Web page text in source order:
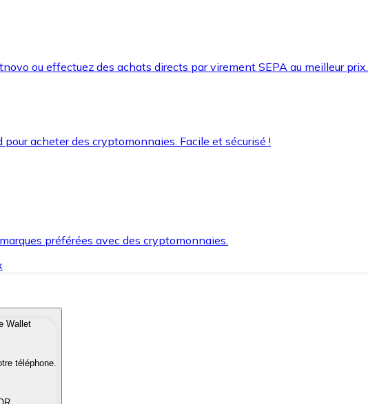
ou effectuez des achats directs par virement SEPA au meilleur prix.
acheter des cryptomonnaies. Facile et sécurisé !
préférées avec des cryptomonnaies.
intéressent rapidement et en toute sécurité.
fiduciaire lorsque vous en avez besoin.
Wallet
téléphone.